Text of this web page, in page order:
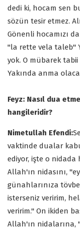
dedi ki, hocam sen
sözün tesir etmez.
Gönenli hocamızı
"la rette vela taleb"
yok. O mübarek
Yakında anma
Feyz: Nasıl dua
hangileridir?
Nimetullah Efendi:
vaktinde dualar
ediyor, işte o
Allah'ın nidasını,
günahlarınıza
isterseniz veririm,
veririm." On ikiden
Allah'ın nidalarına,